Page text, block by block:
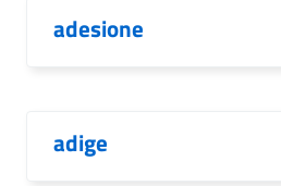
adesione
adige